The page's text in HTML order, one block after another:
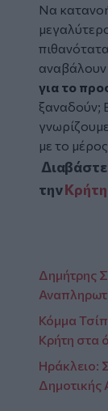
Να
για το
ξαναδούν;
με το
τηνΚρήτη
Δημήτρης
Κόμμα
Κρήτη στα
Ηράκλειο:
Δημοτικής